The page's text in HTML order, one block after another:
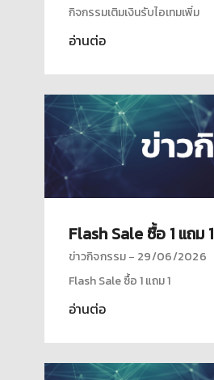
กิจกรรมเติมเงินรับไอเทมเพิ่ม
อ่านต่อ
Flash Sale ซื้อ 1 แถม 1
ข่าวกิจกรรม
29/06/2026
Flash Sale ซื้อ 1 แถม 1
อ่านต่อ